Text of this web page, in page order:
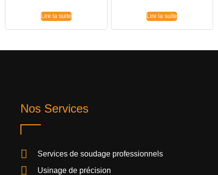
Lire la suite Lire la suite
Nos Services
Services de soudage professionnels
Usinage de précision